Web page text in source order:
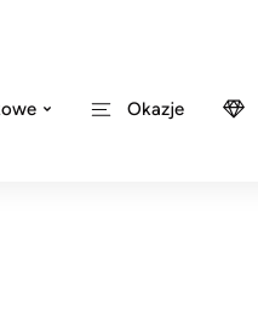
Okazje